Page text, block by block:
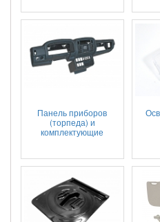
Панель приборов
(торпеда) и
комплектующие